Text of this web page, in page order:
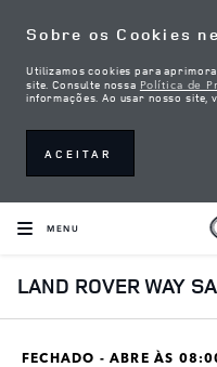
Sobre os Cookies
Utilizamos cookies para
site. Consulte nossa Política de
informações. Ao usar nosso site,
ACEITAR
MENU
LAND ROVER WAY
FECHADO - ABRE ÀS